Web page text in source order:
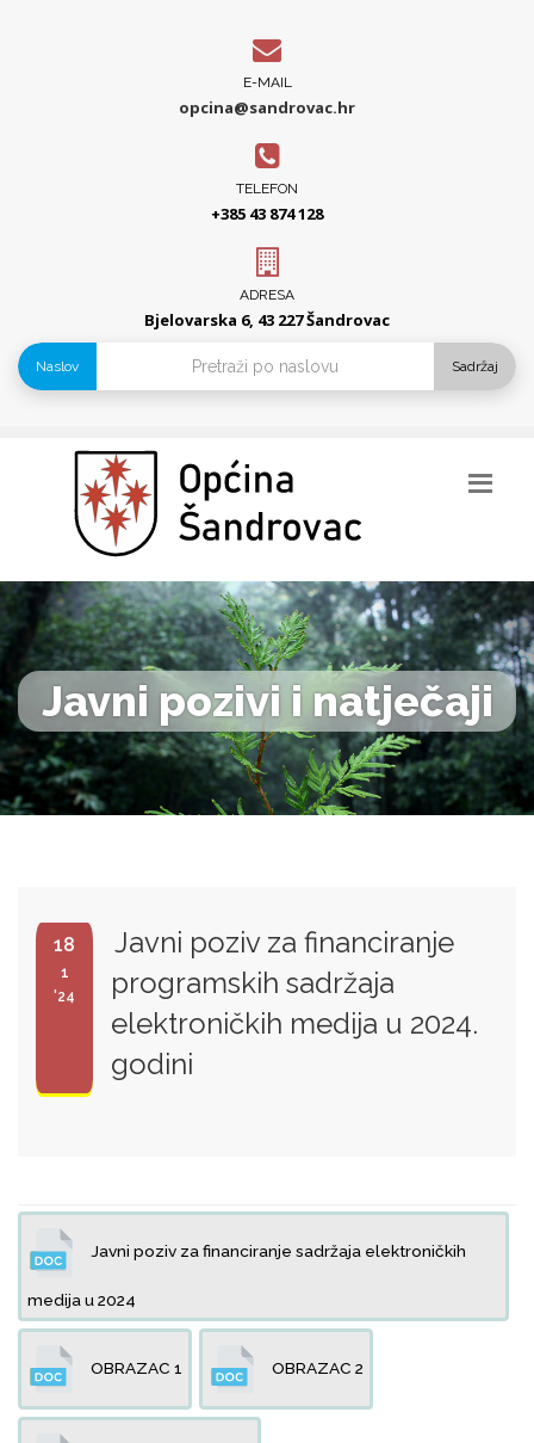
E-MAIL
opcina@sandrovac.hr
TELEFON
+385 43 874 128
ADRESA
Bjelovarska 6, 43 227 Šandrovac
Naslov Sadržaj
Javni pozivi i natječaji
18
1
'24
Javni poziv za financiranje
programskih sadržaja
elektroničkih medija u 2024.
godini
Javni poziv za financiranje sadržaja elektroničkih
medija u 2024
OBRAZAC 1 OBRAZAC 2